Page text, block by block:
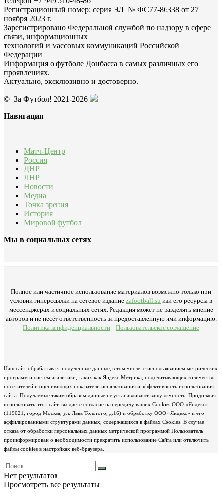
Регистрационный номер: серия ЭЛ № ФС77-86338 от 27
ноября 2023 г.
Зарегистрировано Федеральной службой по надзору в сфере
связи, информационных
технологий и массовых коммуникаций Российской
Федерации
Информация о футболе Донбасса в самых различных его
проявлениях.
Актуально, эксклюзивно и достоверно.
© За Футбол! 2021-2026
Навигация
Матч-Центр
Россия
ДНР
ЛНР
Новости
Медиа
Точка зрения
История
Мировой футбол
Мы в социальных сетях
Полное или частичное использование материалов возможно только при
условии гиперссылки на сетевое издание zafootball.su или его ресурсы в
мессенджерах и социальных сетях. Редакция может не разделять мнение
авторов и не несёт ответственность за предоставленную ими информацию.
Политика конфиденциальности | Пользовательское соглашение
Наш сайт обрабатывает полученные данные, в том числе, с использованием метрических
программ и систем аналитики, таких как Яндекс.Метрика, подсчитывающих количество
посетителей и оценивающих показатели использования и эффективность использования
сайта. Получаемые таким образом данные не устанавливают вашу личность. Продолжая
использовать этот сайт, вы даете согласие на передачу ваших Cookies ООО «Яндекс»
(119021, город Москва, ул. Льва Толстого, д.16) и обработку ООО «Яндекс» и его
аффилированными структурами данных, содержащихся в файлах Cookies. В случае
отказа от обработки персональных данных метрической программой Пользователь
проинформирован о необходимости прекратить использование Сайта или отключить
файлы cookies в настройках веб-браузера.
Нет результатов
Просмотреть все результаты